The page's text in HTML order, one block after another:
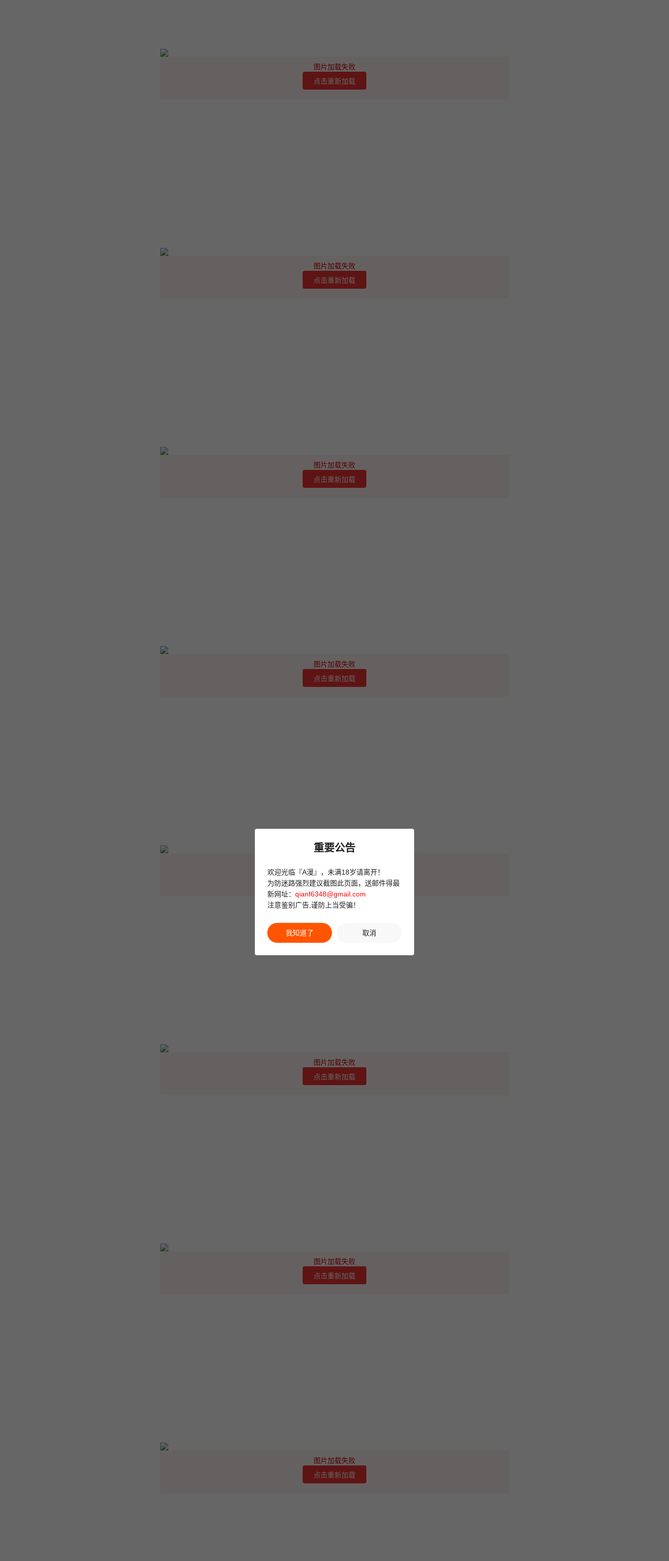
图片加载失败
点击重新加载
图片加载失败
点击重新加载
图片加载失败
点击重新加载
图片加载失败
点击重新加载
点击重新加载
图片加载失败
点击重新加载
图片加载失败
点击重新加载
图片加载失败
点击重新加载
重要公告
欢迎光临『A漫』，未满18岁请离开！
为防迷路强烈建议截图此页面，送邮件得最
新网址： qianf6348@gmail.com
注意鉴别广告,谨防上当受骗！
我知道了 取消